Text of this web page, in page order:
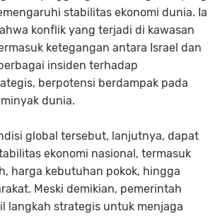
stabilitas ekonomi dunia. Ia
konflik yang terjadi di kawasan
ketegangan antara Israel dan
insiden terhadap
berpotensi berdampak pada
dunia.
global tersebut, lanjutnya, dapat
ekonomi nasional, termasuk
harga kebutuhan pokok, hingga
Meski demikian, pemerintah
langkah strategis untuk menjaga